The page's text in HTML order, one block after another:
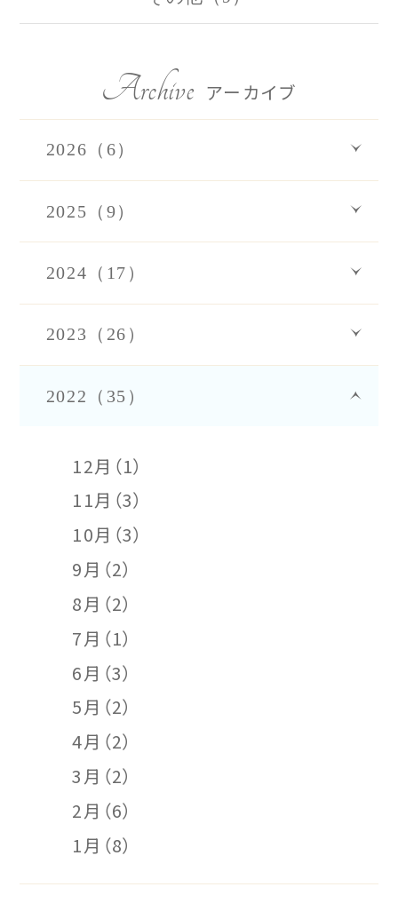
Archive アーカイブ
2026（6）
2025（9）
2024（17）
2023（26）
2022（35）
12月（1）
11月（3）
10月（3）
9月（2）
8月（2）
7月（1）
6月（3）
5月（2）
4月（2）
3月（2）
2月（6）
1月（8）